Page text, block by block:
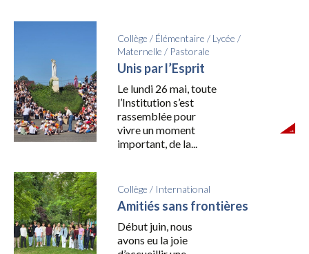
Collège / Élémentaire / Lycée /
Maternelle / Pastorale
Unis par l’Esprit
Le lundi 26 mai, toute
l’Institution s’est
rassemblée pour
vivre un moment
important, de la...
Collège / International
Amitiés sans frontières
Début juin, nous
avons eu la joie